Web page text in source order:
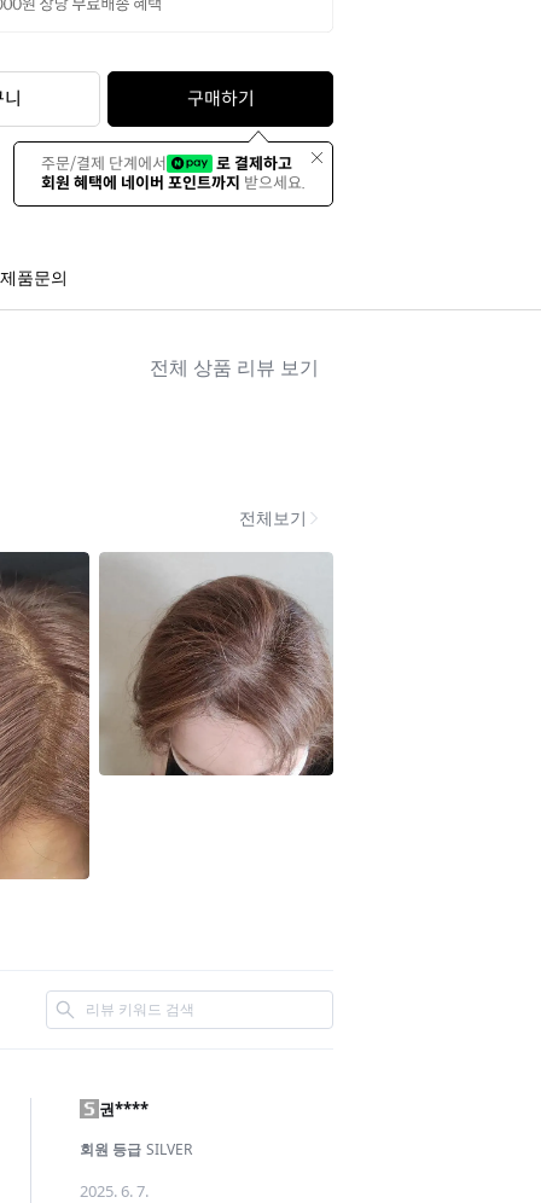
구매하기
주문/결제 단계에서
로 결제하고
회원 혜택에 네이버 포인트까지 받으세요.
제품문의